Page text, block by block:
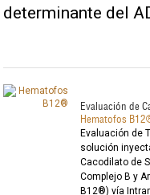
determinante del
Evaluación de
Hematofos
Evaluación de
solución
Cacodilato de
Complejo B y
B12®) vía